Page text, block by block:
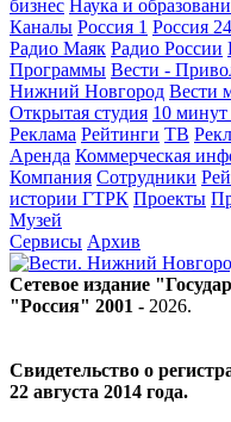
бизнес Наука и
Каналы Россия 1 Россия 24
Радио Маяк Радио России
Программы Вести -
Нижний Новгород Вести
Открытая студия 10
Реклама Рейтинги ТВ
Аренда Коммерческая
Компания Сотрудники
истории ГТРК Проекты
Музей
Сервисы Архив
Сетевое издание
"Россия" 2001 - 2026.
Свидетельство о
22 августа 2014 года.